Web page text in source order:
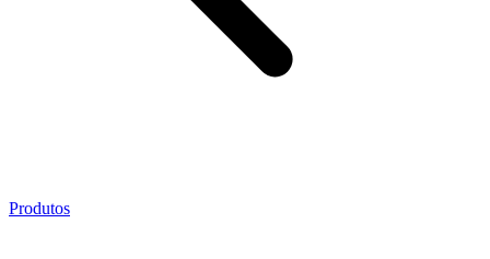
Produtos